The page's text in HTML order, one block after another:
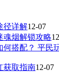
径详解12-07
魂烟解锁攻略
何搭配？ 平民
获取指南12-07